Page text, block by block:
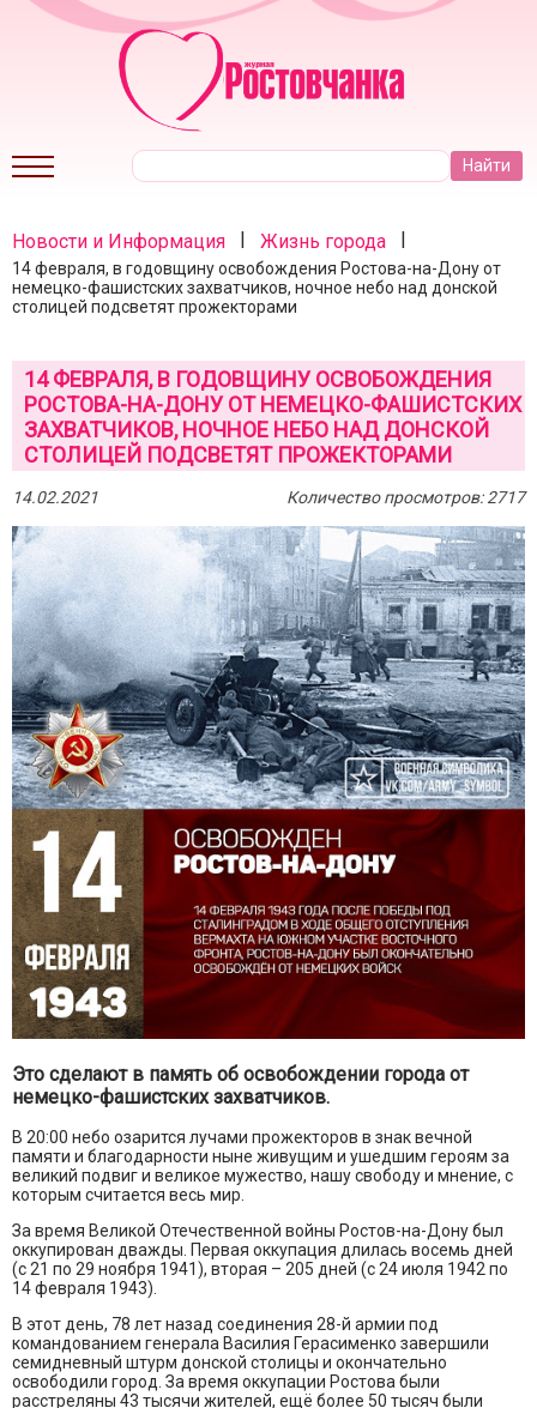
Новости и Информация | Жизнь города |
14 февраля, в годовщину освобождения Ростова-на-Дону от
немецко-фашистских захватчиков, ночное небо над донской
столицей подсветят прожекторами
14 ФЕВРАЛЯ, В ГОДОВЩИНУ ОСВОБОЖДЕНИЯ
РОСТОВА-НА-ДОНУ ОТ НЕМЕЦКО-ФАШИСТСКИХ
ЗАХВАТЧИКОВ, НОЧНОЕ НЕБО НАД ДОНСКОЙ
СТОЛИЦЕЙ ПОДСВЕТЯТ ПРОЖЕКТОРАМИ
14.02.2021 Количество просмотров: 2717
Это сделают в память об освобождении города от
немецко-фашистских захватчиков.
В 20:00 небо озарится лучами прожекторов в знак вечной
памяти и благодарности ныне живущим и ушедшим героям за
великий подвиг и великое мужество, нашу свободу и мнение, с
которым считается весь мир.
За время Великой Отечественной войны Ростов-на-Дону был
оккупирован дважды. Первая оккупация длилась восемь дней
(с 21 по 29 ноября 1941), вторая – 205 дней (с 24 июля 1942 по
14 февраля 1943).
В этот день, 78 лет назад соединения 28-й армии под
командованием генерала Василия Герасименко завершили
семидневный штурм донской столицы и окончательно
освободили город. За время оккупации Ростова были
расстреляны 43 тысячи жителей, ещё более 50 тысяч были